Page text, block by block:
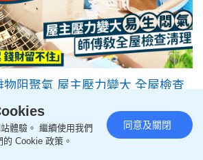
物阻聚氣 屋主壓力變大 全屋檢查
錢財留不住」｜金耀
體驗。 繼續使用我們
Cookie 政策。
同意及關閉